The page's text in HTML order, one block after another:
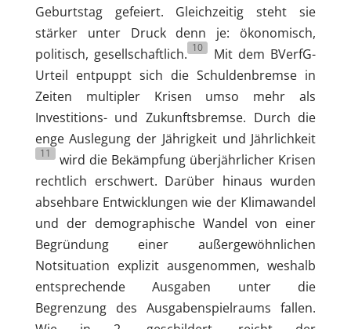
Geburtstag gefeiert. Gleichzeitig steht sie
stärker unter Druck denn je: ökonomisch,
politisch, gesellschaftlich. 10
Mit dem BVerfG-
Urteil entpuppt sich die Schuldenbremse in
Zeiten multipler Krisen umso mehr als
Investitions- und Zukunftsbremse. Durch die
enge Auslegung der Jährigkeit und Jährlichkeit
11 wird die Bekämpfung überjährlicher Krisen
rechtlich erschwert. Darüber hinaus wurden
absehbare Entwicklungen wie der Klimawandel
und der demographische Wandel von einer
Begründung einer außergewöhnlichen
Notsituation explizit ausgenommen, weshalb
entsprechende Ausgaben unter die
Begrenzung des Ausgabenspielraums fallen.